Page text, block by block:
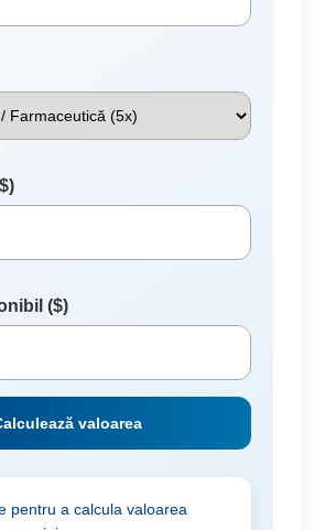
($)
valoarea
pentru a calcula valoarea